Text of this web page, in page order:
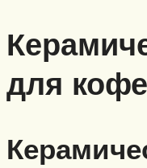
для кофе